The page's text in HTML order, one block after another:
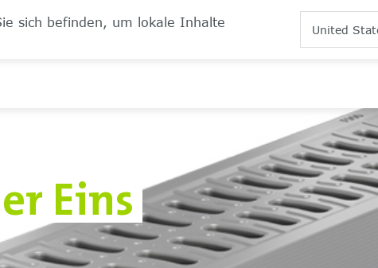
sich befinden, um lokale Inhalte
United
Eins